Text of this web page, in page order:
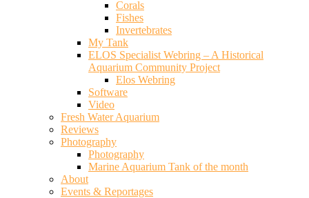
Corals
Fishes
Invertebrates
My Tank
ELOS Specialist Webring – A Historical
Aquarium Community Project
Elos Webring
Software
Video
Fresh Water Aquarium
Reviews
Photography
Photography
Marine Aquarium Tank of the month
About
Events & Reportages